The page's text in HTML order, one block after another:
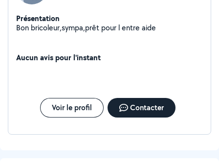
Présentation
Bon bricoleur,sympa,prêt pour l entre aide
Aucun avis pour l'instant
Voir le profil Contacter